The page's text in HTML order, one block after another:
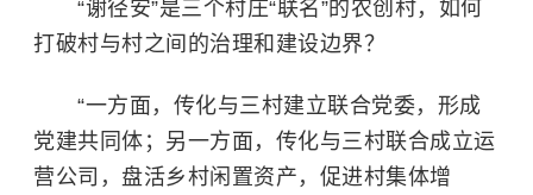
“谢径安”是三个村庄“联名”的农创村，如何
打破村与村之间的治理和建设边界？
“一方面，传化与三村建立联合党委，形成
党建共同体；另一方面，传化与三村联合成立运
营公司，盘活乡村闲置资产，促进村集体增